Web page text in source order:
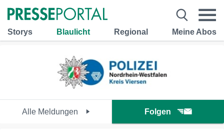
Storys Blaulicht Regional Meine Abos
Alle Meldungen Folgen